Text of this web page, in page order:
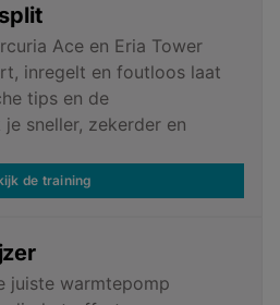
Ace en Eria Tower
inregelt en foutloos laat
tips en de
sneller, zekerder en
de training
juiste warmtepomp